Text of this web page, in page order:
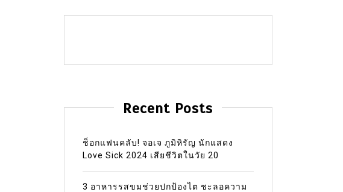
Recent Posts
ช็อกแฟนคลับ! จอเจ ภูมิหิรัญ นักแสดง
Love Sick 2024 เสียชีวิตในวัย 20
3 อาหารรสขมช่วยปกป้องไต ชะลอความ